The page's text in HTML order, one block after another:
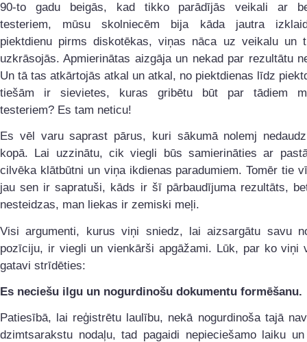
90-to gadu beigās, kad tikko parādījās veikali ar
testeriem, mūsu skolniecēm bija kāda jautra
piektdienu pirms diskotēkas, viņas nāca uz veikalu un
uzkrāsojās. Apmierinātas aizgāja un nekad par rezultātu
Un tā tas atkārtojās atkal un atkal, no piektdienas līdz
tiešām ir sievietes, kuras gribētu būt par tādiem
testeriem? Es tam neticu!
Es vēl varu saprast pārus, kuri sākumā nolemj
kopā. Lai uzzinātu, cik viegli būs samierināties ar
cilvēka klātbūtni un viņa ikdienas paradumiem. Tomēr tie
jau sen ir sapratuši, kāds ir šī pārbaudījuma rezultāts,
nesteidzas, man liekas ir zemiski meļi.
Visi argumenti, kurus viņi sniedz, lai aizsargātu savu
pozīciju, ir viegli un vienkārši apgāžami. Lūk, par ko viņi
gatavi strīdēties:
Es neciešu ilgu un nogurdinošu dokumentu formēšanu.
Patiesībā, lai reģistrētu laulību, nekā nogurdinoša tajā
dzimtsarakstu nodaļu, tad pagaidi nepieciešamo laiku